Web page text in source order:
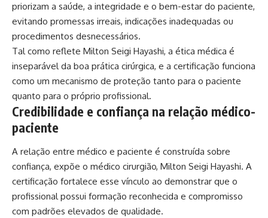
priorizam a saúde, a integridade e o bem-estar do paciente,
evitando promessas irreais, indicações inadequadas ou
procedimentos desnecessários.
Tal como reflete Milton Seigi Hayashi, a ética médica é
inseparável da boa prática cirúrgica, e a certificação funciona
como um mecanismo de proteção tanto para o paciente
quanto para o próprio profissional.
Credibilidade e confiança na relação médico-
paciente
A relação entre médico e paciente é construída sobre
confiança, expõe o médico cirurgião, Milton Seigi Hayashi. A
certificação fortalece esse vínculo ao demonstrar que o
profissional possui formação reconhecida e compromisso
com padrões elevados de qualidade.